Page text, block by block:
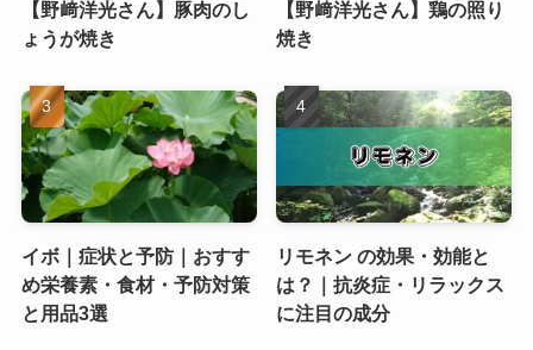
【野﨑洋光さん】豚肉のし
ょうが焼き
【野﨑洋光さん】鶏の照り
焼き
イボ｜症状と予防｜おすす
め栄養素・食材・予防対策
と用品3選
リモネン の効果・効能と
は？｜抗炎症・リラックス
に注目の成分